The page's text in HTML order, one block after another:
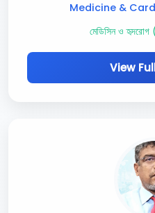
Medicine &
মেডিসিন ও হৃদরোগ
View